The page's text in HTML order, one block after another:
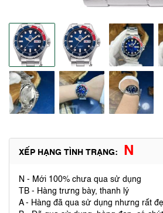
XẾP HẠNG TÌNH TRẠNG: N
N - Mới 100% chưa qua sử dụng
TB - Hàng trưng bày, thanh lý
A - Hàng đã qua sử dụng nhưng rất